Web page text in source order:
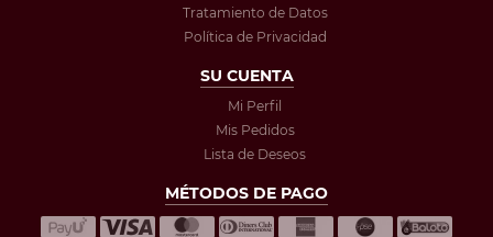
Tratamiento de Datos
Política de Privacidad
SU CUENTA
Mi Perfil
Mis Pedidos
Lista de Deseos
MÉTODOS DE PAGO